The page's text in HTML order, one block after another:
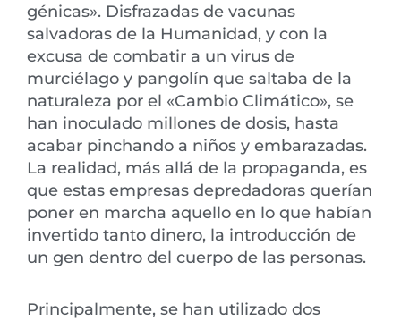
génicas». Disfrazadas de vacunas
salvadoras de la Humanidad, y con la
excusa de combatir a un virus de
murciélago y pangolín que saltaba de la
naturaleza por el «Cambio Climático», se
han inoculado millones de dosis, hasta
acabar pinchando a niños y embarazadas.
La realidad, más allá de la propaganda, es
que estas empresas depredadoras querían
poner en marcha aquello en lo que habían
invertido tanto dinero, la introducción de
un gen dentro del cuerpo de las personas.
Principalmente, se han utilizado dos